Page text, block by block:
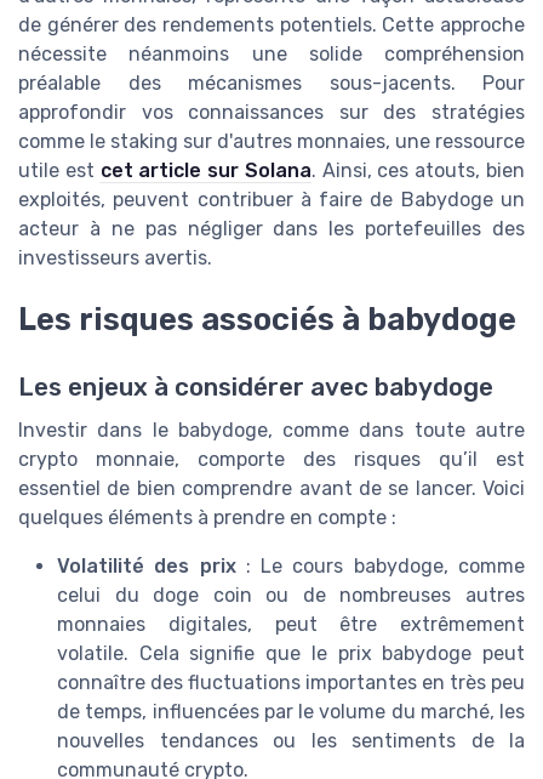
de générer des rendements potentiels. Cette approche
nécessite néanmoins une solide compréhension
préalable des mécanismes sous-jacents. Pour
approfondir vos connaissances sur des stratégies
comme le staking sur d'autres monnaies, une ressource
utile est cet article sur Solana. Ainsi, ces atouts, bien
exploités, peuvent contribuer à faire de Babydoge un
acteur à ne pas négliger dans les portefeuilles des
investisseurs avertis.
Les risques associés à babydoge
Les enjeux à considérer avec babydoge
Investir dans le babydoge, comme dans toute autre
crypto monnaie, comporte des risques qu’il est
essentiel de bien comprendre avant de se lancer. Voici
quelques éléments à prendre en compte :
Volatilité des prix: Le cours babydoge, comme
celui du doge coin ou de nombreuses autres
monnaies digitales, peut être extrêmement
volatile. Cela signifie que le prix babydoge peut
connaître des fluctuations importantes en très peu
de temps, influencées par le volume du marché, les
nouvelles tendances ou les sentiments de la
communauté crypto.